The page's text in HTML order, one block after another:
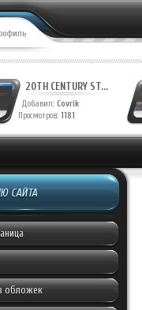
20TH CENTURY ST...
Добавил: Covrik
Просмотров: 1181
САЙТА
обложек